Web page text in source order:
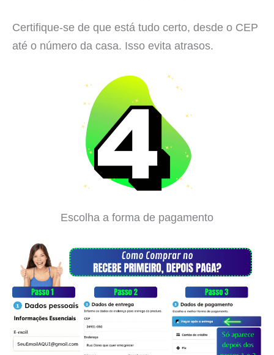
Certifique-se de que está tudo certo, desde o CEP
até o número da casa. Isso evita atrasos.
Escolha a forma de pagamento